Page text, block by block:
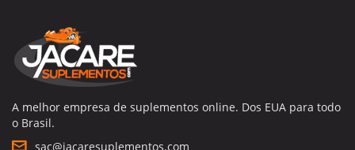
A melhor empresa de suplementos online. Dos EUA para todo
o Brasil.
sac@jacaresuplementos.com